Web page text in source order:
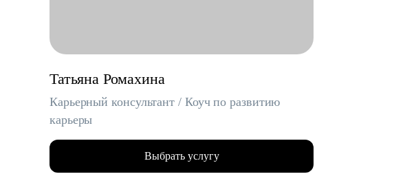
Татьяна Ромахина
Карьерный консультант / Коуч по развитию
карьеры
Выбрать услугу